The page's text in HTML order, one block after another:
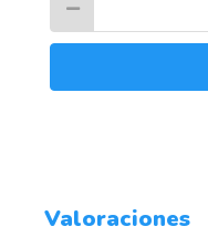
Valoraciones